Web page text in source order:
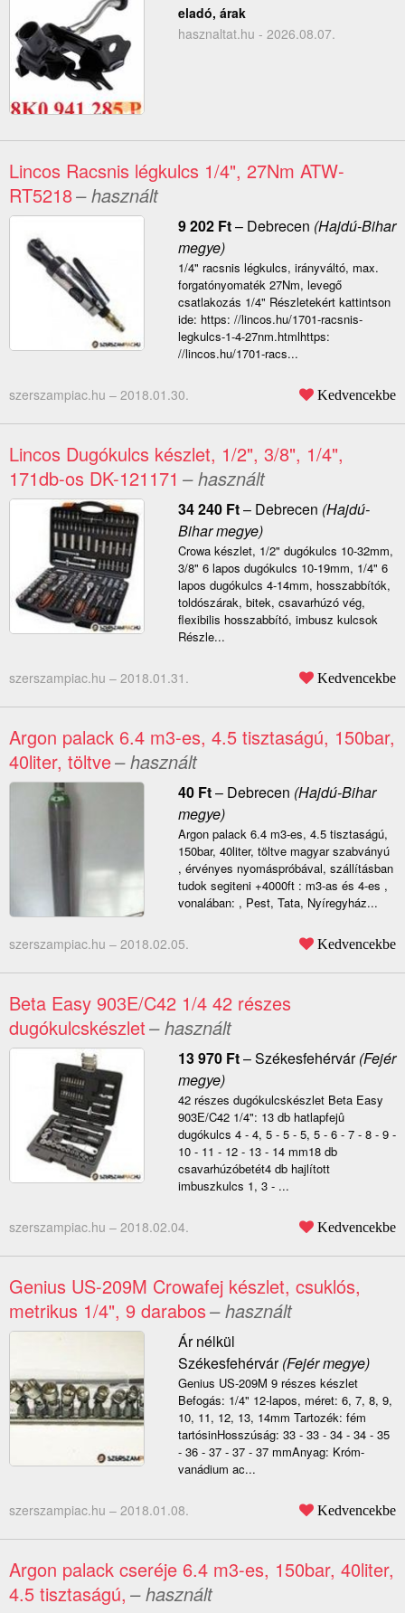
eladó, árak
hasznaltat.hu - 2026.08.07.
Lincos Racsnis légkulcs 1/4", 27Nm ATW-
RT5218– használt
9 202 Ft– Debrecen (Hajdú-Bihar
megye)
1/4" racsnis légkulcs, irányváltó, max.
forgatónyomaték 27Nm, levegő
csatlakozás 1/4" Részletekért kattintson
ide: https: //lincos.hu/1701-racsnis-
legkulcs-1-4-27nm.htmlhttps:
//lincos.hu/1701-racs...
szerszampiac.hu – 2018.01.30. Kedvencekbe
Lincos Dugókulcs készlet, 1/2", 3/8", 1/4",
171db-os DK-121171 – használt
34 240 Ft– Debrecen (Hajdú-
Bihar megye)
Crowa készlet, 1/2" dugókulcs 10-32mm,
3/8" 6 lapos dugókulcs 10-19mm, 1/4" 6
lapos dugókulcs 4-14mm, hosszabbítók,
toldószárak, bitek, csavarhúzó vég,
flexibilis hosszabbító, imbusz kulcsok
Részle...
szerszampiac.hu – 2018.01.31. Kedvencekbe
Argon palack 6.4 m3-es, 4.5 tisztaságú, 150bar,
40liter, töltve– használt
40 Ft– Debrecen (Hajdú-Bihar
megye)
Argon palack 6.4 m3-es, 4.5 tisztaságú,
150bar, 40liter, töltve magyar szabványú
, érvényes nyomáspróbával, szállításban
tudok segiteni +4000ft : m3-as és 4-es ,
vonalában: , Pest, Tata, Nyíregyház...
szerszampiac.hu – 2018.02.05. Kedvencekbe
Beta Easy 903E/C42 1/4 42 részes
dugókulcskészlet– használt
13 970 Ft–Székesfehérvár(Fejér
megye)
42 részes dugókulcskészlet Beta Easy
903E/C42 1/4": 13 db hatlapfejû
dugókulcs 4 - 4, 5 - 5 - 5, 5 - 6 - 7 - 8 - 9 -
10 - 11 - 12 - 13 - 14 mm18 db
csavarhúzóbetét4 db hajlított
imbuszkulcs 1, 3 - ...
szerszampiac.hu – 2018.02.04. Kedvencekbe
Genius US-209M Crowafej készlet, csuklós,
metrikus 1/4", 9 darabos– használt
Ár nélkül
Székesfehérvár(Fejér megye)
Genius US-209M 9 részes készlet
Befogás: 1/4" 12-lapos, méret: 6, 7, 8, 9,
10, 11, 12, 13, 14mm Tartozék: fém
tartósinHosszúság: 33 - 33 - 34 - 34 - 35
- 36 - 37 - 37 - 37 mmAnyag: Króm-
vanádium ac...
szerszampiac.hu – 2018.01.08. Kedvencekbe
Argon palack cseréje 6.4 m3-es, 150bar, 40liter,
4.5 tisztaságú, – használt